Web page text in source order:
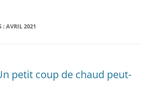
: AVRIL 2021
petit coup de chaud peut-